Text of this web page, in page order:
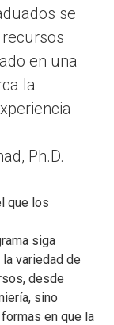
se
en una
la
Ph.D.
que los
siga
variedad de
desde
sino
en que la